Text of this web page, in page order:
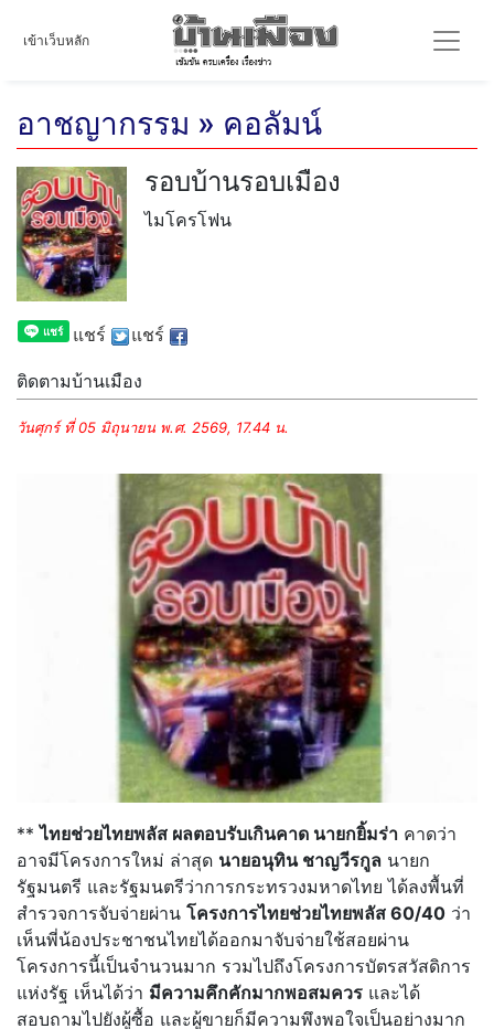
เข้าเว็บหลัก
อาชญากรรม » คอลัมน์
รอบบ้านรอบเมือง
ไมโครโฟน
แชร์ แชร์
ติดตามบ้านเมือง
วันศุกร์ ที่ 05 มิถุนายน พ.ศ. 2569, 17.44 น.
**ไทยช่วยไทยพลัส ผลตอบรับเกินคาด นายกยิ้มร่า คาดว่า
อาจมีโครงการใหม่ ล่าสุด นายอนุทิน ชาญวีรกูล นายก
รัฐมนตรี และรัฐมนตรีว่าการกระทรวงมหาดไทย ได้ลงพื้นที่
สำรวจการจับจ่ายผ่าน โครงการไทยช่วยไทยพลัส 60/40 ว่า
เห็นพี่น้องประชาชนไทยได้ออกมาจับจ่ายใช้สอยผ่าน
โครงการนี้เป็นจำนวนมาก รวมไปถึงโครงการบัตรสวัสดิการ
แห่งรัฐ เห็นได้ว่า มีความคึกคักมากพอสมควร และได้
สอบถามไปยังผู้ซื้อ และผู้ขายก็มีความพึงพอใจเป็นอย่างมาก